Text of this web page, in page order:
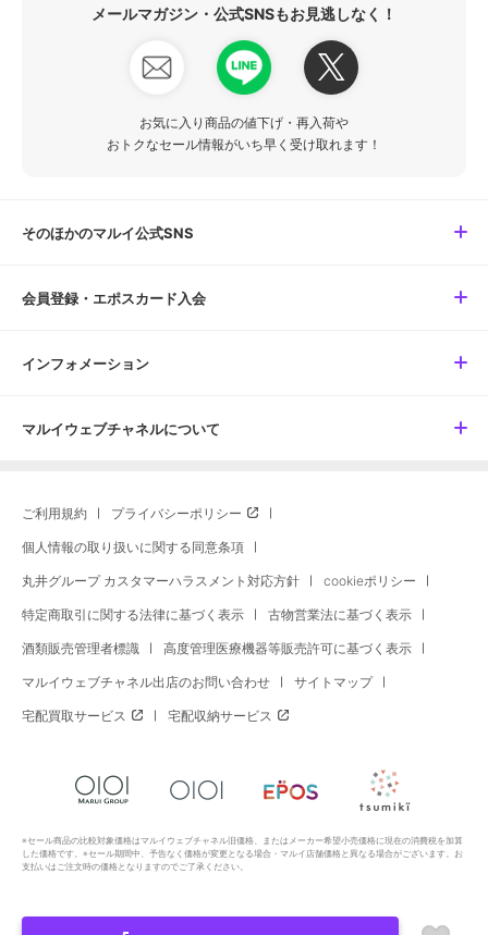
メールマガジン・公式SNSもお見逃しなく！
お気に入り商品の値下げ・再入荷や
おトクなセール情報がいち早く受け取れます！
そのほかのマルイ公式SNS
会員登録・エポスカード入会
インフォメーション
マルイウェブチャネルについて
ご利用規約 プライバシーポリシー
個人情報の取り扱いに関する同意条項
丸井グループ カスタマーハラスメント対応方針 cookieポリシー
特定商取引に関する法律に基づく表示 古物営業法に基づく表示
酒類販売管理者標識 高度管理医療機器等販売許可に基づく表示
マルイウェブチャネル出店のお問い合わせ サイトマップ
宅配買取サービス 宅配収納サービス
※セール商品の比較対象価格はマルイウェブチャネル旧価格、またはメーカー希望小売価格に現在の消費税を加算
した価格です。※セール期間中、予告なく価格が変更となる場合・マルイ店舗価格と異なる場合がございます。お
支払いはご注文時の価格となりますのでご了承ください。